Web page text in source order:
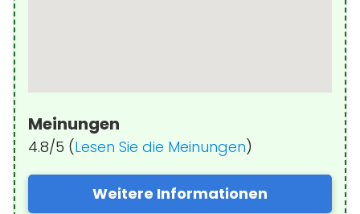
Meinungen
4.8/5 (Lesen Sie die Meinungen)
Weitere Informationen